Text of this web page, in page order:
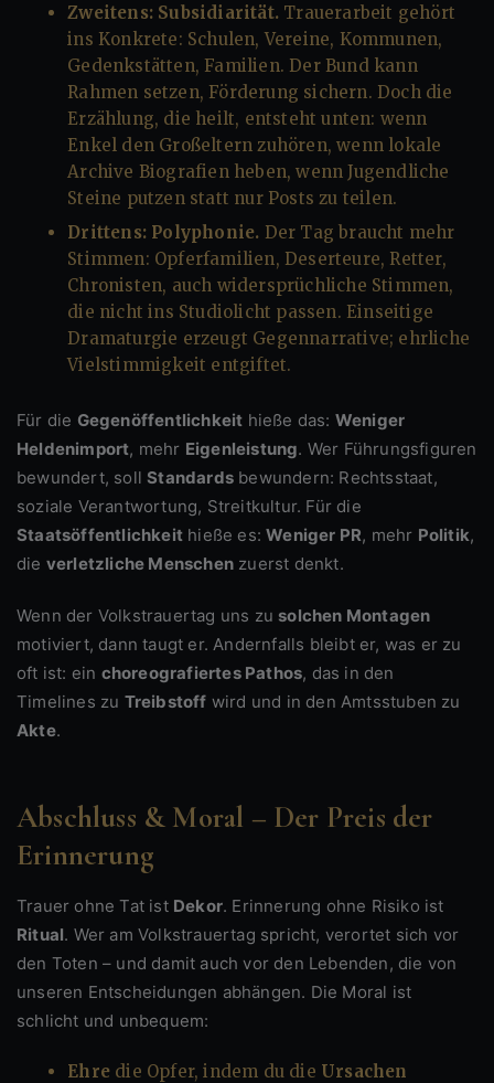
Zweitens: Subsidiarität. Trauerarbeit gehört
ins Konkrete: Schulen, Vereine, Kommunen,
Gedenkstätten, Familien. Der Bund kann
Rahmen setzen, Förderung sichern. Doch die
Erzählung, die heilt, entsteht unten: wenn
Enkel den Großeltern zuhören, wenn lokale
Archive Biografien heben, wenn Jugendliche
Steine putzen statt nur Posts zu teilen.
Drittens: Polyphonie. Der Tag braucht mehr
Stimmen: Opferfamilien, Deserteure, Retter,
Chronisten, auch widersprüchliche Stimmen,
die nicht ins Studiolicht passen. Einseitige
Dramaturgie erzeugt Gegennarrative; ehrliche
Vielstimmigkeit entgiftet.
Für die Gegenöffentlichkeit hieße das: Weniger
Heldenimport, mehr Eigenleistung. Wer Führungsfiguren
bewundert, soll Standards bewundern: Rechtsstaat,
soziale Verantwortung, Streitkultur. Für die
Staatsöffentlichkeit hieße es:Weniger PR, mehr Politik,
die verletzliche Menschen zuerst denkt.
Wenn der Volkstrauertag uns zu solchen Montagen
motiviert, dann taugt er. Andernfalls bleibt er, was er zu
oft ist: ein choreografiertes Pathos, das in den
Timelines zu Treibstoff wird und in den Amtsstuben zu
Akte.
Abschluss & Moral – Der Preis der
Erinnerung
Trauer ohne Tat ist Dekor. Erinnerung ohne Risiko ist
Ritual. Wer am Volkstrauertag spricht, verortet sich vor
den Toten – und damit auch vor den Lebenden, die von
unseren Entscheidungen abhängen. Die Moral ist
schlicht und unbequem:
Ehre die Opfer, indem du die Ursachen